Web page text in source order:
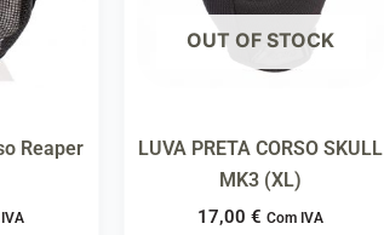
Reaper
OUT OF STOCK
LUVA PRETA CORSO SKULL
MK3 (XL)
17,00€ Com IVA